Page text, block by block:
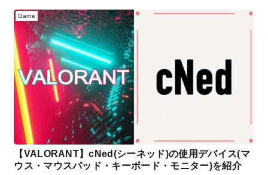
Game
【VALORANT】cNed(シーネッド)の使用デバイス(マ
ウス・マウスパッド・キーボード・モニター)を紹介